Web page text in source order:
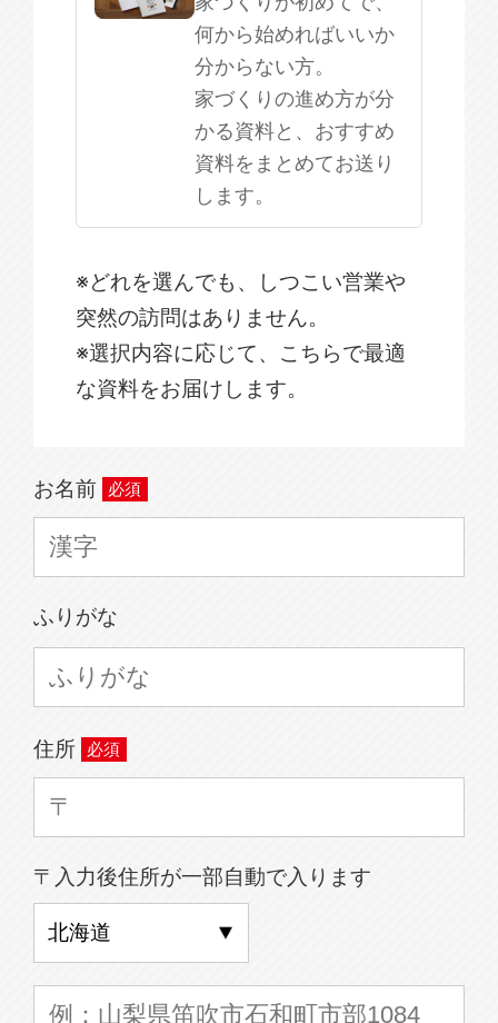
何から始めればいいか
分からない方。
家づくりの進め方が分
かる資料と、おすすめ
資料をまとめてお送り
します。
※どれを選んでも、しつこい営業や
突然の訪問はありません。
※選択内容に応じて、こちらで最適
な資料をお届けします。
お名前
ふりがな
住所
〒入力後住所が一部自動で入ります